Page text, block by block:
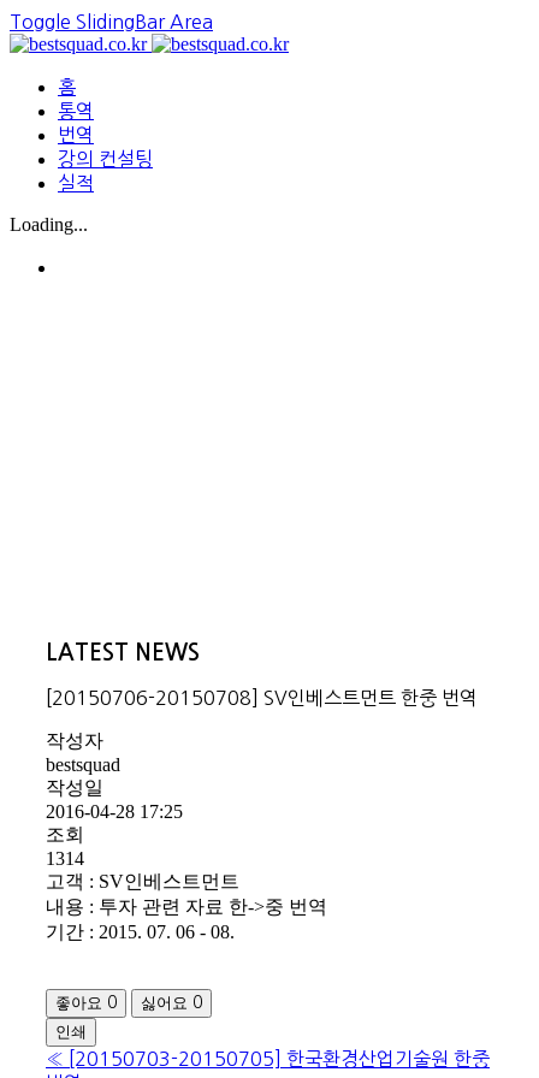
Toggle SlidingBar Area
홈
통역
번역
강의 컨설팅
실적
Loading...
LATEST NEWS
[20150706-20150708] SV인베스트먼트 한중 번역
작성자
bestsquad
작성일
2016-04-28 17:25
조회
1314
고객 : SV인베스트먼트
내용 : 투자 관련 자료 한->중 번역
기간 : 2015. 07. 06 - 08.
좋아요 0 싫어요 0
인쇄
«
[20150703-20150705] 한국환경산업기술원 한중